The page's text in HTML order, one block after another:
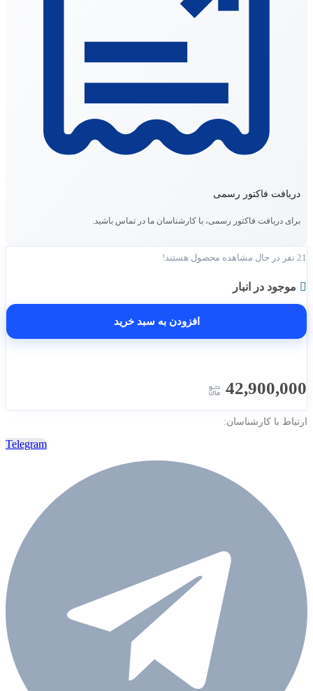
دریافت فاکتور رسمی
برای دریافت فاکتور رسمی، با کارشناسان ما در تماس باشید.
21 نفر در حال مشاهده محصول هستند!
موجود در انبار
افزودن به سبد خرید
42,900,000
ارتباط با کارشناسان:
Telegram